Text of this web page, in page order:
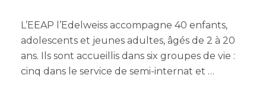
L’EEAP l’Edelweiss accompagne 40 enfants,
adolescents et jeunes adultes, âgés de 2 à 20
ans. Ils sont accueillis dans six groupes de vie :
cinq dans le service de semi-internat et …